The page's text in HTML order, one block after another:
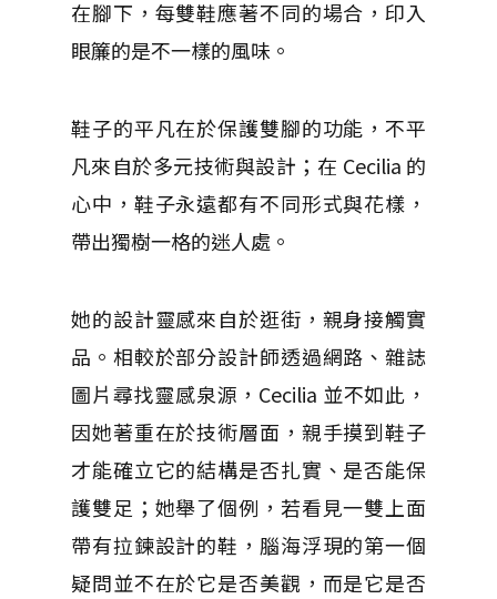
在腳下，每雙鞋應著不同的場合，印入
眼簾的是不一樣的風味。
鞋子的平凡在於保護雙腳的功能，不平
凡來自於多元技術與設計；在 Cecilia 的
心中，鞋子永遠都有不同形式與花樣，
帶出獨樹一格的迷人處。
她的設計靈感來自於逛街，親身接觸實
品。相較於部分設計師透過網路、雜誌
圖片尋找靈感泉源，Cecilia 並不如此，
因她著重在於技術層面，親手摸到鞋子
才能確立它的結構是否扎實、是否能保
護雙足；她舉了個例，若看見一雙上面
帶有拉鍊設計的鞋，腦海浮現的第一個
疑問並不在於它是否美觀，而是它是否